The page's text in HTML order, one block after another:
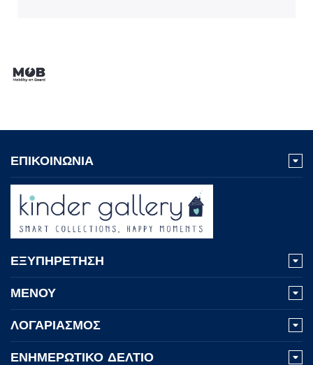
ΕΠΙΚΟΙΝΩΝΙΑ
ΕΞΥΠΗΡΕΤΗΣΗ
ΜΕΝΟΥ
ΛΟΓΑΡΙΑΣΜΟΣ
ΕΝΗΜΕΡΩΤΙΚΟ ΔΕΛΤΙΟ